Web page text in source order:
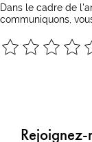
Dans le cadre de
communiquons,
Rejoignez-